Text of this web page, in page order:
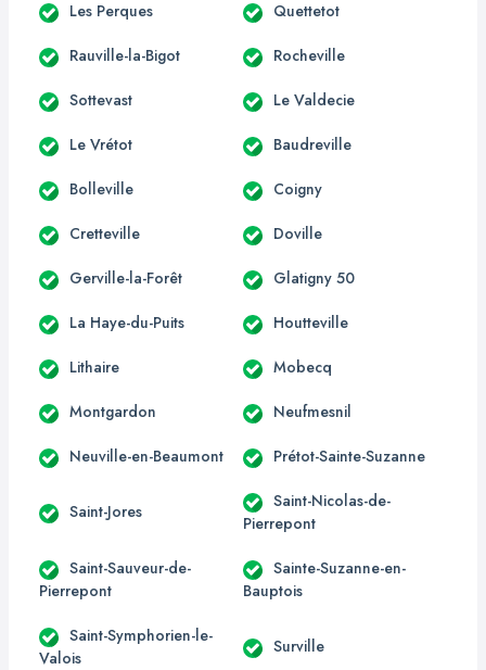
Les Perques Quettetot
Rauville-la-Bigot Rocheville
Sottevast Le Valdecie
Le Vrétot Baudreville
Bolleville Coigny
Cretteville Doville
Gerville-la-Forêt Glatigny 50
La Haye-du-Puits Houtteville
Lithaire Mobecq
Montgardon Neufmesnil
Neuville-en-Beaumont Prétot-Sainte-Suzanne
Saint-Jores
Saint-Nicolas-de-
Pierrepont
Saint-Sauveur-de-
Pierrepont
Sainte-Suzanne-en-
Bauptois
Saint-Symphorien-le-
Valois
Surville